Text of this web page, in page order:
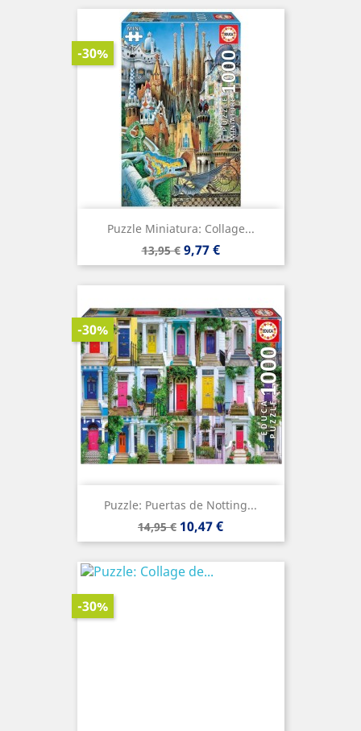
Puzzle Miniatura: Collage...
Precio
base
13,95 €
-30%
Precio
9,77 €
Puzzle: Puertas de Notting...
Precio
base
14,95 €
-30%
Precio
10,47 €
-30%